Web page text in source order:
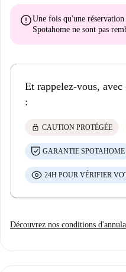
errorUne fois qu'une
Spotahome ne sont pas
Et rappelez-vous,
:
lock CAUTION PROTÉGÉE
GARANTIE SPOTAHOME
24H POUR VÉRIFIER
Découvrez nos conditions